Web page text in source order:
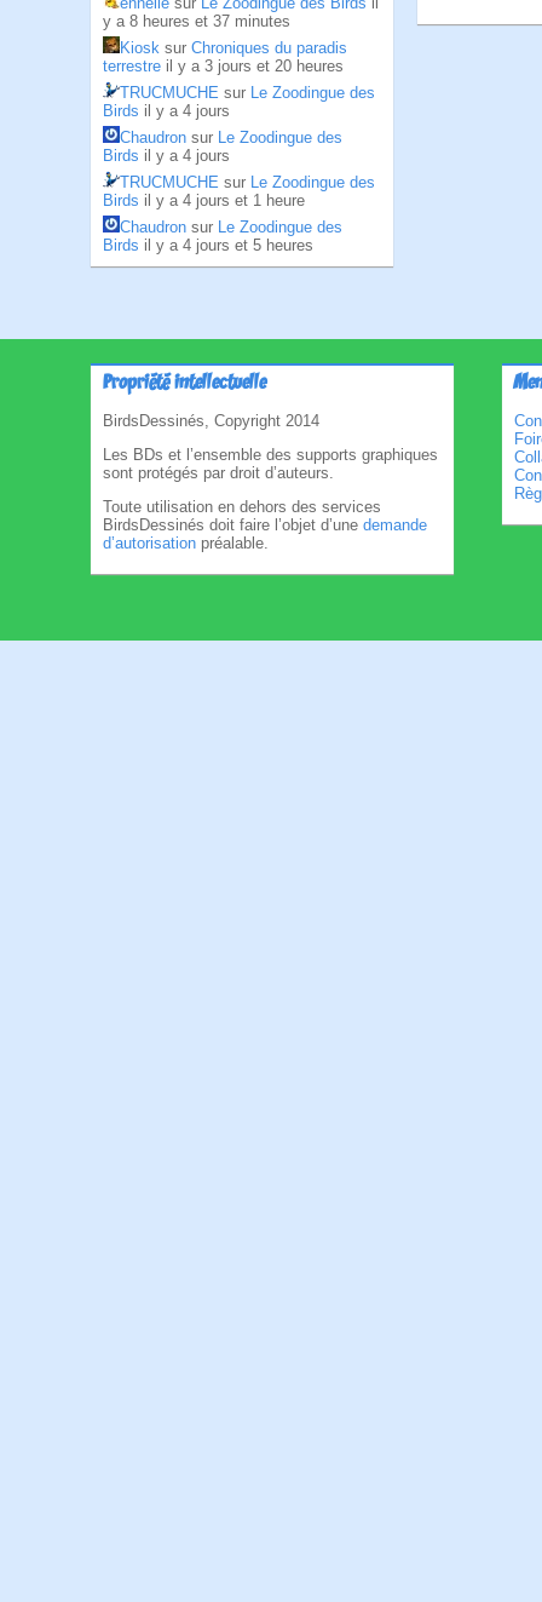
y a 8 heures et 37 minutes
Kiosk sur Chroniques du paradis
terrestre il y a 3 jours et 20 heures
TRUCMUCHE sur Le Zoodingue des
Birds il y a 4 jours
Chaudron sur Le Zoodingue des
Birds il y a 4 jours
TRUCMUCHE sur Le Zoodingue des
Birds il y a 4 jours et 1 heure
Chaudron sur Le Zoodingue des
Birds il y a 4 jours et 5 heures
Propriété intellectuelle
BirdsDessinés, Copyright 2014
Les BDs et l’ensemble des supports graphiques
sont protégés par droit d’auteurs.
Toute utilisation en dehors des services
BirdsDessinés doit faire l’objet d’une demande
d’autorisation préalable.